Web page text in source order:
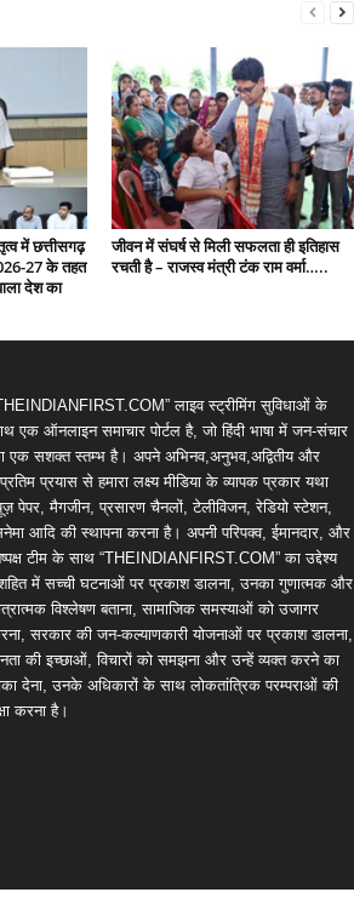
में छत्तीसगढ़
27 के तहत
देश का
जीवन में संघर्ष से मिली सफलता ही इतिहास
रचती है – राजस्व मंत्री टंक राम वर्मा…..
लाइव स्ट्रीमिंग सुविधाओं के
एक ऑनलाइन समाचार पोर्टल है, जो हिंदी भाषा में जन-संचार
एक सशक्त स्तम्भ है। अपने अभिनव,अनुभव,अद्वितीय और
प्रयास से हमारा लक्ष्य मीडिया के व्यापक प्रकार यथा
पेपर, मैगजीन, प्रसारण चैनलों, टेलीविजन, रेडियो स्टेशन,
आदि की स्थापना करना है। अपनी परिपक्व, ईमानदार, और
टीम के साथ “THEINDIANFIRST.COM” का उद्देश्य
में सच्ची घटनाओं पर प्रकाश डालना, उनका गुणात्मक और
विश्लेषण बताना, सामाजिक समस्याओं को उजागर
सरकार की जन-कल्याणकारी योजनाओं पर प्रकाश डालना,
की इच्छाओं, विचारों को समझना और उन्हें व्यक्त करने का
देना, उनके अधिकारों के साथ लोकतांत्रिक परम्पराओं की
करना है।